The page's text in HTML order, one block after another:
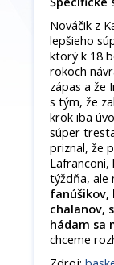
Nováčik z
lepšieho
ktorý k 18
rokoch
zápas a že
s tým, že
krok iba
súper
priznal, že
Lafranconi,
týždňa, ale
fanúšikov,
chalanov,
hádam sa
chceme